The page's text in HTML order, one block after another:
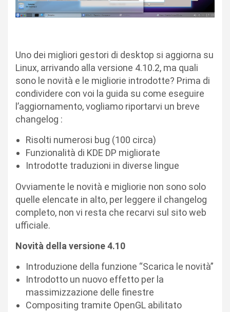
Uno dei migliori gestori di desktop si aggiorna su
Linux, arrivando alla versione 4.10.2, ma quali
sono le novità e le migliorie introdotte? Prima di
condividere con voi la guida su come eseguire
l’aggiornamento, vogliamo riportarvi un breve
changelog :
Risolti numerosi bug (100 circa)
Funzionalità di KDE DP migliorate
Introdotte traduzioni in diverse lingue
Ovviamente le novità e migliorie non sono solo
quelle elencate in alto, per leggere il changelog
completo, non vi resta che recarvi sul sito web
ufficiale.
Novità della versione 4.10
Introduzione della funzione “Scarica le novità”
Introdotto un nuovo effetto per la
massimizzazione delle finestre
Compositing tramite OpenGL abilitato